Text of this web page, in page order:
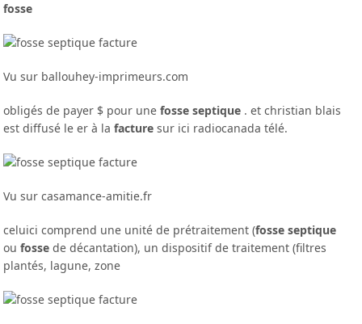
fosse
Vu sur ballouhey-imprimeurs.com
obligés de payer $ pour unefosse septique . et christian blais
est diffusé le er à lafacture sur ici radiocanada télé.
Vu sur casamance-amitie.fr
celuici comprend une unité de prétraitement (fosse septique
oufosse de décantation), un dispositif de traitement (filtres
plantés, lagune, zone